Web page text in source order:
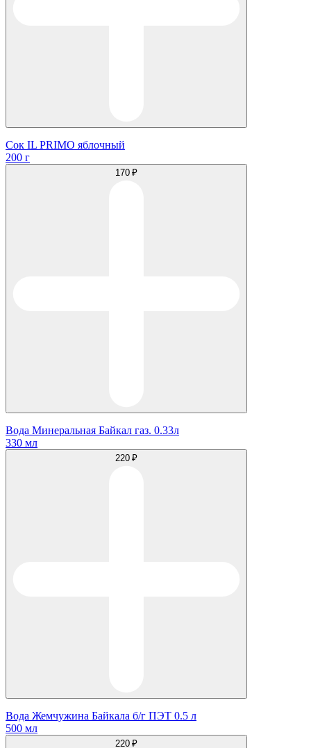
Сок IL PRIMO яблочный
200 г
170 ₽
Вода Минеральная Байкал газ. 0.33л
330 мл
220 ₽
Вода Жемчужина Байкала б/г ПЭТ 0.5 л
500 мл
220 ₽